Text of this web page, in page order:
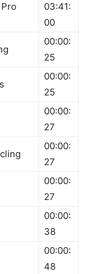
03:41:
00
00:00:
25
00:00:
25
00:00:
27
00:00:
27
00:00:
27
00:00:
38
00:00:
48